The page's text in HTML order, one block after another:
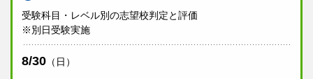
受験科目・レベル別の志望校判定と評価
※別日受験実施
8/30 （日）